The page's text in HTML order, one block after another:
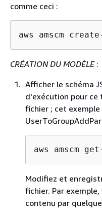
comme ceci :
aws amscm
CRÉATION DU MODÈLE:
Afficher le schéma
d'exécution pour ce
fichier ; cet exemple
aws amscm
Modifiez et
fichier. Par
contenu par